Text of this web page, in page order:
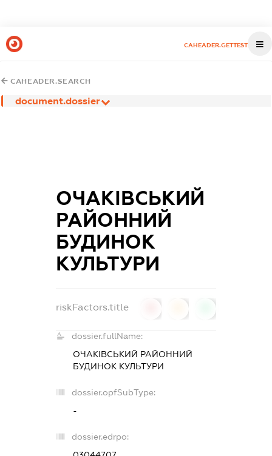
CAHEADER.GETTEST
CAHEADER.SEARCH
document.dossier
ОЧАКІВСЬКИЙ
РАЙОННИЙ
БУДИНОК
КУЛЬТУРИ
riskFactors.title
dossier.fullName:
ОЧАКІВСЬКИЙ РАЙОННИЙ
БУДИНОК КУЛЬТУРИ
dossier.opfSubType:
-
dossier.edrpo: